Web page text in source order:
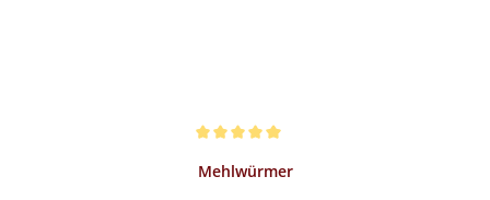
Mehlwürmer